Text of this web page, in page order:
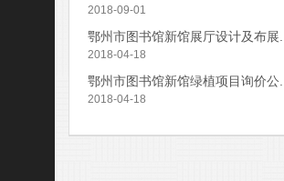
2018-09-01
鄂州市图书馆新馆展厅设计及布展...
2018-04-18
鄂州市图书馆新馆绿植项目询价公...
2018-04-18